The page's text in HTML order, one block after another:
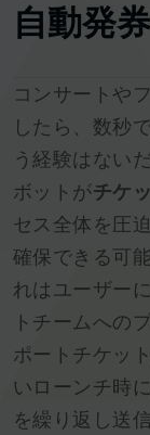
自動発
コンサートや
したら、数秒
う経験はない
ボットがチケ
セス全体を圧
確保できる可
れはユーザー
トチームへの
ポートチケッ
いローンチ時
を繰り返し送